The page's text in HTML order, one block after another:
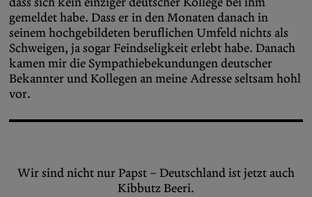
gemeldet habe. Dass er in den Monaten danach in
seinem hochgebildeten beruflichen Umfeld nichts als
Schweigen, ja sogar Feindseligkeit erlebt habe. Danach
kamen mir die Sympathiebekundungen deutscher
Bekannter und Kollegen an meine Adresse seltsam hohl
vor.
Wir sind nicht nur Papst – Deutschland ist jetzt auch
Kibbutz Beeri.